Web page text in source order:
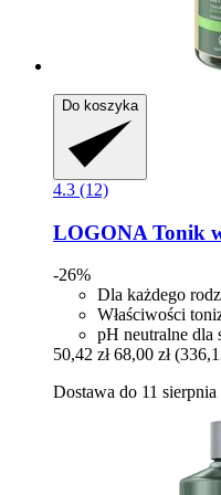
Do koszyka
4.3 (12)
LOGONA Tonik
-26%
Dla każdego
Właściwości
pH neutralne dla
50,42 zł 68,00 zł
Dostawa do 11 sierpnia